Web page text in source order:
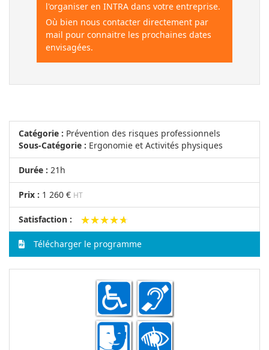
l'organiser en INTRA dans votre entreprise.
Où bien nous contacter directement par
mail pour connaitre les prochaines dates
envisagées.
Catégorie : Prévention des risques professionnels
Sous-Catégorie : Ergonomie et Activités physiques
Durée : 21h
Prix : 1 260 € HT
Satisfaction : ★★★★★
★★★★★
Télécharger le programme